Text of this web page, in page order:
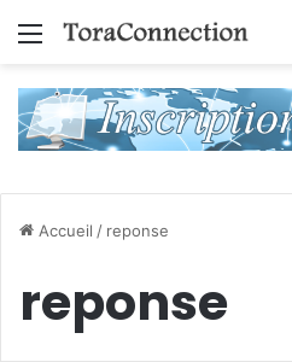
Menu
Accueil / reponse
reponse